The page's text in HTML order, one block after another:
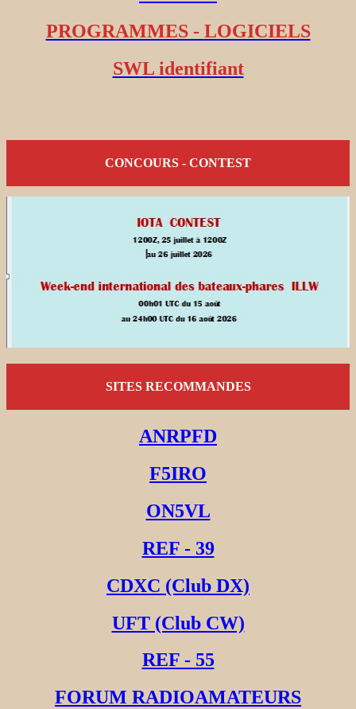
PROGRAMMES - LOGICIELS
SWL identifiant
CONCOURS - CONTEST
SITES RECOMMANDES
ANRPFD
F5IRO
ON5VL
REF - 39
CDXC (Club DX)
UFT (Club CW)
REF - 55
FORUM RADIOAMATEURS